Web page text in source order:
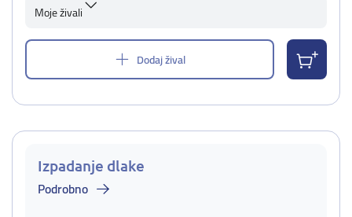
Moje živali
Dodaj žival
Izpadanje dlake
Podrobno